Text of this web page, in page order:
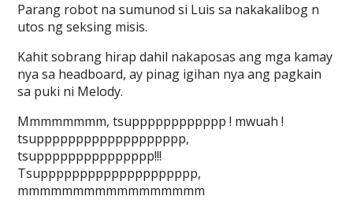
Parang robot na sumunod si Luis sa nakakalibog n
utos ng seksing misis.
Kahit sobrang hirap dahil nakaposas ang mga kamay
nya sa headboard, ay pinag igihan nya ang pagkain
sa puki ni Melody.
Mmmmmmmm, tsupppppppppppp ! mwuah !
tsuppppppppppppppppppp,
tsuppppppppppppppp!!!
Tsupppppppppppppppppppp,
mmmmmmmmmmmmmmmmm